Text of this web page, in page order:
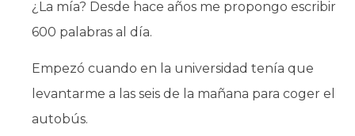
¿La mía? Desde hace años me propongo escribir
600 palabras al día.
Empezó cuando en la universidad tenía que
levantarme a las seis de la mañana para coger el
autobús.